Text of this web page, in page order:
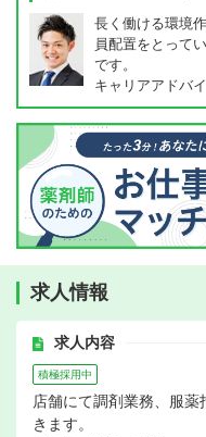
長く働ける環境
員配置をとって
です。
キャリアアドバ
求人情報
求人内容
積極採用中
店舗にて調剤業務、服
きます。